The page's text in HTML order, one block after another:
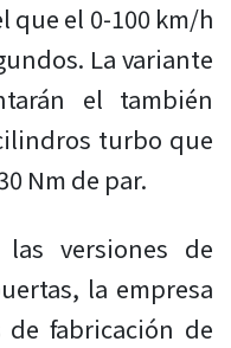
que el 0-100 km/h
La variante
el también
turbo que
Nm de par.
versiones de
la empresa
fabricación de